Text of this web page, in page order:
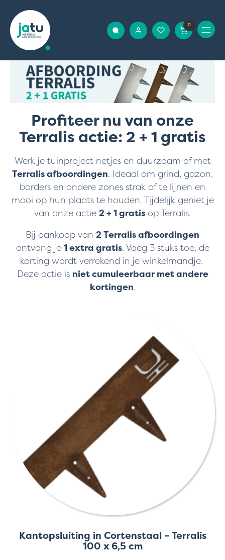
0
Profiteer nu van onze
Terralis actie: 2 + 1 gratis
Werk je tuinproject netjes en duurzaam af met
Terralis afboordingen. Ideaal om grind, gazon,
borders en andere zones strak af te lijnen en
mooi op hun plaats te houden. Tijdelijk geniet je
van onze actie 2 + 1 gratis op Terralis.
Bij aankoop van 2 Terralis afboordingen
ontvang je 1 extra gratis. Voeg 3 stuks toe, de
korting wordt verrekend in je winkelmandje.
Deze actie is niet cumuleerbaar met andere
kortingen.
Kantopsluiting in Cortenstaal – Terralis
100 x 6,5 cm